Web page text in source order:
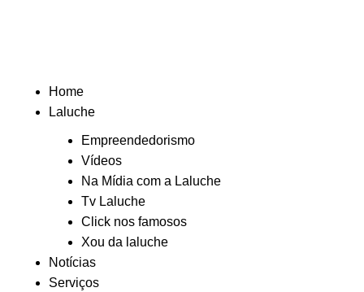
Home
Laluche
Empreendedorismo
Vídeos
Na Mídia com a Laluche
Tv Laluche
Click nos famosos
Xou da laluche
Notícias
Serviços